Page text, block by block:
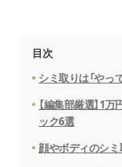
目次
シミ取りは「やっ
【編集部厳選】1
ック6選
顔やボディのシミ